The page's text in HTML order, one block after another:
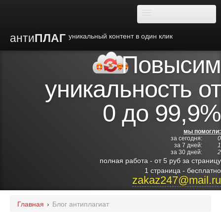
антиПЛАГ уникальный контент в один клик
Преимущества
Институты
Повысим
уникальность от
0 до 99,9%
мы помогли:
за сегодня:
0
за 7 дней:
1
за 30 дней:
2
полная работа - от 5 руб за страницу
1 страница - бесплатно
zakaz247@mail.ru
Главная › Блог антиплагиат